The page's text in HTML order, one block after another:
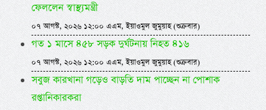
ফেললেন স্বাস্থ্যমন্ত্রী
০৭ আগস্ট, ২০২৬ ১২:০০ এএম, ইয়াওমুল জুমুয়াহ (শুক্রবার)
গত ১ মাসে ৪৫৮ সড়ক দুর্ঘটনায় নিহত ৪১৬
০৭ আগস্ট, ২০২৬ ১২:০০ এএম, ইয়াওমুল জুমুয়াহ (শুক্রবার)
সবুজ কারখানা গড়েও বাড়তি দাম পাচ্ছেন না পোশাক
রপ্তানিকারকরা